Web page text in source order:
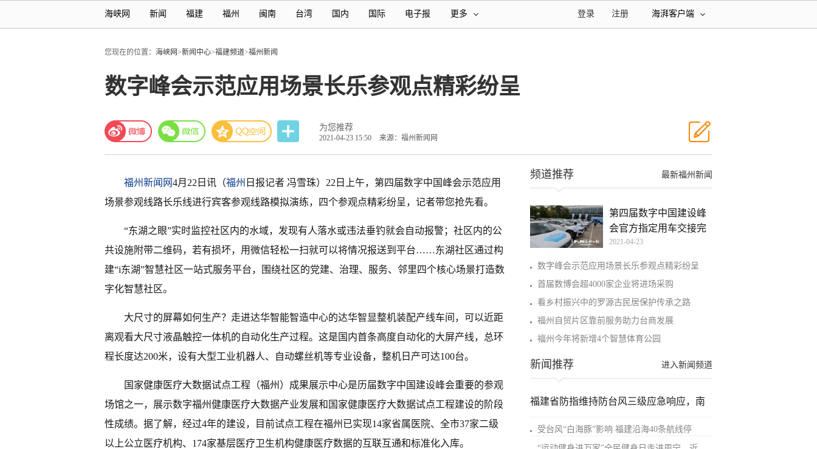
海峡网 新闻 福建 福州 闽南 台湾 国内 国际 电子报 更多 海湃客户端
注册
登录
您现在的位置： 海峡网>新闻中心>福建频道>福州新闻
数字峰会示范应用场景长乐参观点精彩纷呈
为您推荐
2021-04-23 15:50 来源：福州新闻网
福州新闻网4月22日讯（福州 日报记者 冯雪珠）22日上午，第四届数字中国峰会示范应用
场景参观线路长乐线进行宾客参观线路模拟演练，四个参观点精彩纷呈，记者带您抢先看。
“东湖之眼”实时监控社区内的水域，发现有人落水或违法垂钓就会自动报警；社区内的公
共设施附带二维码，若有损坏，用微信轻松一扫就可以将情况报送到平台……东湖社区通过构
建“i东湖”智慧社区一站式服务平台，围绕社区的党建、治理、服务、邻里四个核心场景打造数
字化智慧社区。
大尺寸的屏幕如何生产？走进达华智能智造中心的达华智显整机装配产线车间，可以近距
离观看大尺寸液晶触控一体机的自动化生产过程。这是国内首条高度自动化的大屏产线，总环
程长度达200米，设有大型工业机器人、自动螺丝机等专业设备，整机日产可达100台。
国家健康医疗大数据试点工程（福州）成果展示中心是历届数字中国建设峰会重要的参观
场馆之一，展示数字福州健康医疗大数据产业发展和国家健康医疗大数据试点工程建设的阶段
性成绩。据了解，经过4年的建设，目前试点工程在福州已实现14家省属医院、全市37家二级
以上公立医疗机构、174家基层医疗卫生机构健康医疗数据的互联互通和标准化入库。
最新福州新闻
频道推荐
第四届数字中国建设峰
会官方指定用车交接完
毕
2021-04-23
数字峰会示范应用场景长乐参观点精彩纷呈
首届数博会超4000家企业将进场采购
看乡村振兴中的罗源古民居保护传承之路
福州自贸片区靠前服务助力台商发展
福州今年将新增4个智慧体育公园
进入新闻频道
新闻推荐
福建省防指维持防台风三级应急响应，南
受台风“白海豚”影响 福建沿海40条航线停